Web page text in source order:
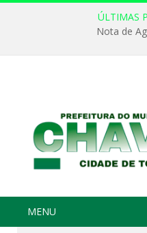
ÚLTIMAS
Nota de
MENU